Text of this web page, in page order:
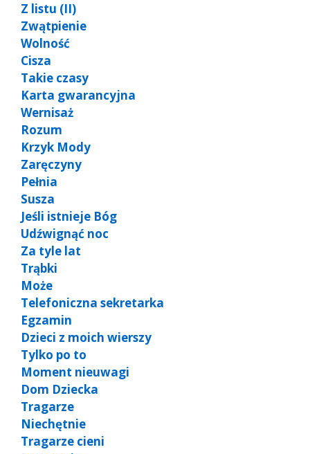
Z listu (II)
Zwątpienie
Wolność
Cisza
Takie czasy
Karta gwarancyjna
Wernisaż
Rozum
Krzyk Mody
Zaręczyny
Pełnia
Susza
Jeśli istnieje Bóg
Udźwignąć noc
Za tyle lat
Trąbki
Może
Telefoniczna sekretarka
Egzamin
Dzieci z moich wierszy
Tylko po to
Moment nieuwagi
Dom Dziecka
Tragarze
Niechętnie
Tragarze cieni